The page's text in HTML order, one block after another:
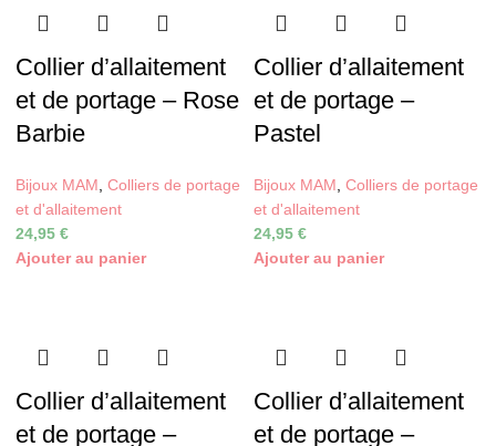
Collier d’allaitement
et de portage – Rose
Barbie
Bijoux MAM, Colliers de portage
et d'allaitement
24,95 €
Ajouter au panier
Collier d’allaitement
et de portage –
Pastel
Bijoux MAM, Colliers de portage
et d'allaitement
24,95 €
Ajouter au panier
Collier d’allaitement
et de portage –
Collier d’allaitement
et de portage –